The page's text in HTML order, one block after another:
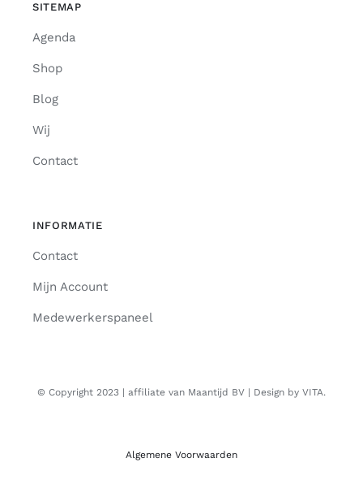
SITEMAP
Agenda
Shop
Blog
Wij
Contact
INFORMATIE
Contact
Mijn Account
Medewerkerspaneel
© Copyright 2023 | affiliate van Maantijd BV | Design by VITA.
Algemene Voorwaarden